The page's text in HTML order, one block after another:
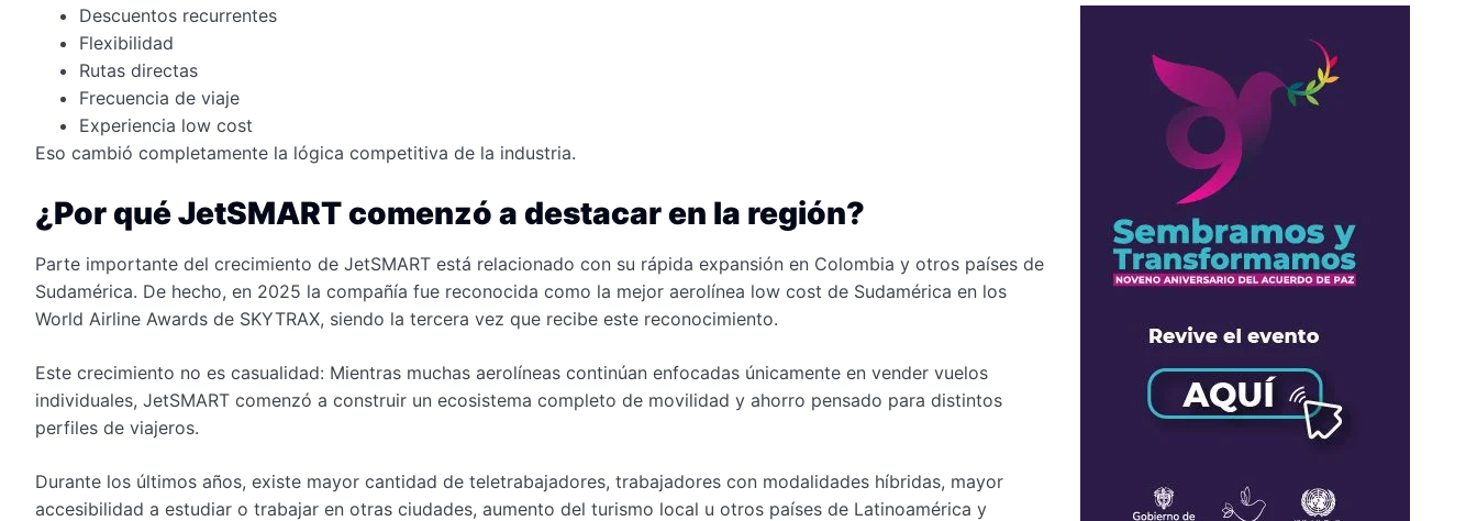
Descuentos recurrentes
Flexibilidad
Rutas directas
Frecuencia de viaje
Experiencia low cost
Eso cambió completamente la lógica competitiva de la industria.
¿Por qué JetSMART comenzó a destacar en la región?
Parte importante del crecimiento de JetSMART está relacionado con su rápida expansión en Colombia y otros países de
Sudamérica. De hecho, en 2025 la compañía fue reconocida como la mejor aerolínea low cost de Sudamérica en los
World Airline Awards de SKYTRAX, siendo la tercera vez que recibe este reconocimiento.
Este crecimiento no es casualidad: Mientras muchas aerolíneas continúan enfocadas únicamente en vender vuelos
individuales, JetSMART comenzó a construir un ecosistema completo de movilidad y ahorro pensado para distintos
perfiles de viajeros.
Durante los últimos años, existe mayor cantidad de teletrabajadores, trabajadores con modalidades híbridas, mayor
accesibilidad a estudiar o trabajar en otras ciudades, aumento del turismo local u otros países de Latinoamérica y